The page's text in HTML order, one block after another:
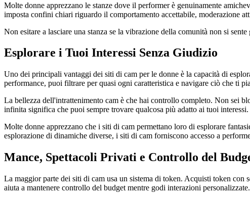
Molte donne apprezzano le stanze dove il performer è genuinamente
imposta confini chiari riguardo il comportamento accettabile, moderazione
Non esitare a lasciare una stanza se la vibrazione della comunità non si
Esplorare i Tuoi Interessi Senza Giudizio
Uno dei principali vantaggi dei siti di cam per le donne è la capacità di
performance, puoi filtrare per quasi ogni caratteristica e navigare ciò che ti
La bellezza dell'intrattenimento cam è che hai controllo completo. Non sei
infinita significa che puoi sempre trovare qualcosa più adatto ai tuoi interessi.
Molte donne apprezzano che i siti di cam permettano loro di esplorare
esplorazione di dinamiche diverse, i siti di cam forniscono accesso a
Mance, Spettacoli Privati e Controllo del
La maggior parte dei siti di cam usa un sistema di token. Acquisti token
aiuta a mantenere controllo del budget mentre godi interazioni personalizzate.